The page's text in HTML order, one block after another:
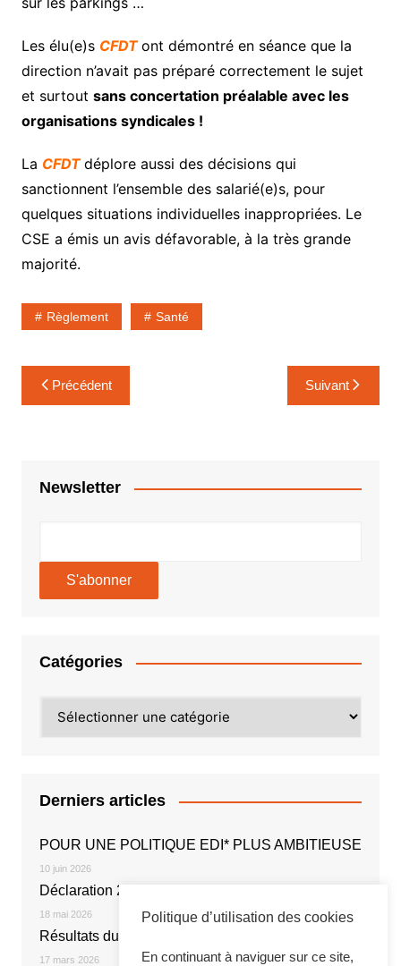
Les élu(e)s CFDTont démontré en séance que la
direction n’avait pas préparé correctement le sujet
et surtout sans concertation préalable avec les
organisations syndicales !
La CFDTdéplore aussi des décisions qui
sanctionnent l’ensemble des salarié(e)s, pour
quelques situations individuelles inappropriées. Le
CSE a émis un avis défavorable, à la très grande
majorité.
Règlement Santé
Navigation
de
Précédent Suivant
Newsletter
Catégories
Derniers articles
POUR UNE POLITIQUE EDI* PLUS AMBITIEUSE
10 juin 2026
Déclaration 2026
18 mai 2026
Résultats du vote électronique
17 mars 2026
Politique d’utilisation des cookies
En continuant à naviguer sur ce site,